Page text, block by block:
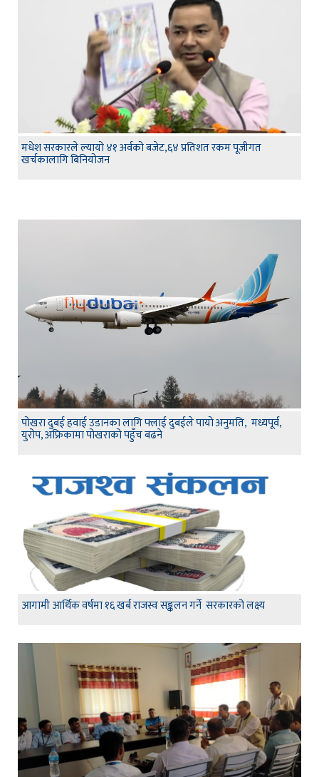
मधेश सरकारले ल्यायो ४१ अर्वको बजेट,६४ प्रतिशत रकम पूजीगत
खर्चकालागि बिनियोजन
पोखरा दुबई हवाई उडानका लागि फ्लाई दुबईले पायो अनुमति, मध्यपूर्व,
युरोप, अफ्रिकामा पोखराको पहुँच बढने
आगामी आर्थिक वर्षमा १६ खर्ब राजस्व सङ्कलन गर्ने सरकारको लक्ष्य